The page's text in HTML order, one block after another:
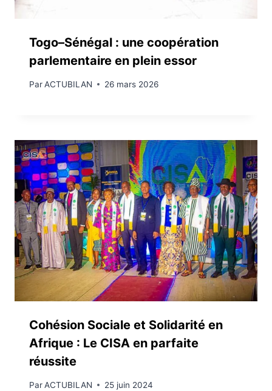
Togo–Sénégal : une coopération
parlementaire en plein essor
ParACTUBILAN 26 mars 2026
Cohésion Sociale et Solidarité en
Afrique : Le CISA en parfaite
réussite
ParACTUBILAN 25 juin 2024